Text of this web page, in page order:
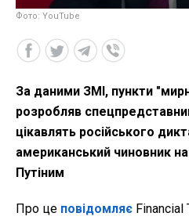
Фото: YouTube
За даними ЗМІ, пункти
розробляв
цікавлять російського
американський чиновник
Путіним
Про це повідомляє Financial